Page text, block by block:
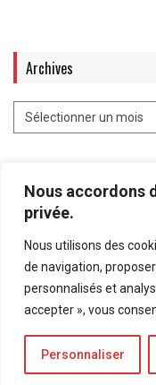
Nous accordons
privée.
Nous utilisons des
de navigation,
personnalisés et
accepter », vous
Personnaliser
Archives
Mentions légales
Bluesky
LinkedIn
Twitter
©